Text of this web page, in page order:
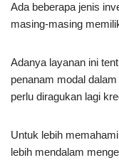
Ada beberapa jenis
masing-masing
Adanya layanan ini
penanam modal
perlu diragukan lagi
Untuk lebih
lebih mendalam